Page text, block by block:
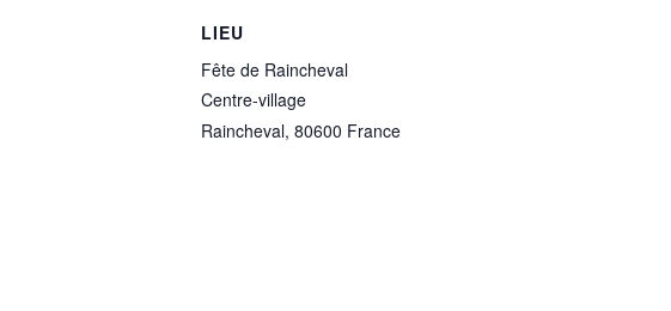
LIEU
Fête de Raincheval
Centre-village
Raincheval, 80600 France